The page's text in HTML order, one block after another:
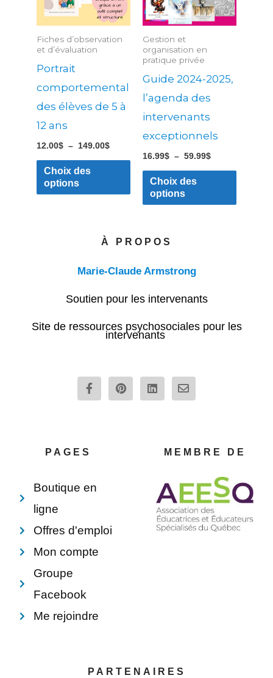
Fiches d’observation
et d’évaluation
Portrait
comportemental
des élèves de 5 à
12 ans
12.00$ – 149.00$
Choix des
options
variations.
Les
options
peuvent
être
choisies
sur
page
du
produit
Gestion et
organisation en
pratique privée
Guide 2024-2025,
l’agenda des
intervenants
exceptionnels
16.99$ – 59.99$
Choix des
options
Les
du
À PROPOS
Marie-Claude Armstrong
Soutien pour les intervenants
Site de ressources psychosociales pour les
intervenants
F
a
c
P
i
n
L
i
n
E
n
v
p
e
PAGES
Boutique en
ligne
Offres d'emploi
Mon compte
Groupe
Facebook
Me rejoindre
MEMBRE DE
PARTENAIRES